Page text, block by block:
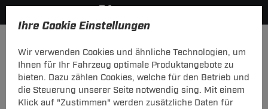
Ihre Cookie Einstellungen
Wir verwenden Cookies und ähnliche Technologien, um
Ihnen für Ihr Fahrzeug optimale Produktangebote zu
bieten. Dazu zählen Cookies, welche für den Betrieb und
die Steuerung unserer Seite notwendig sing. Mit einem
Klick auf "Zustimmen" werden zusätzliche Daten für
vorheriger Artikel